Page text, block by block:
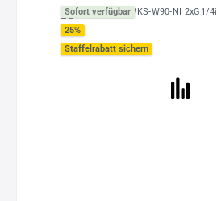
Sofort verfügbar
25%
Staffelrabatt sichern